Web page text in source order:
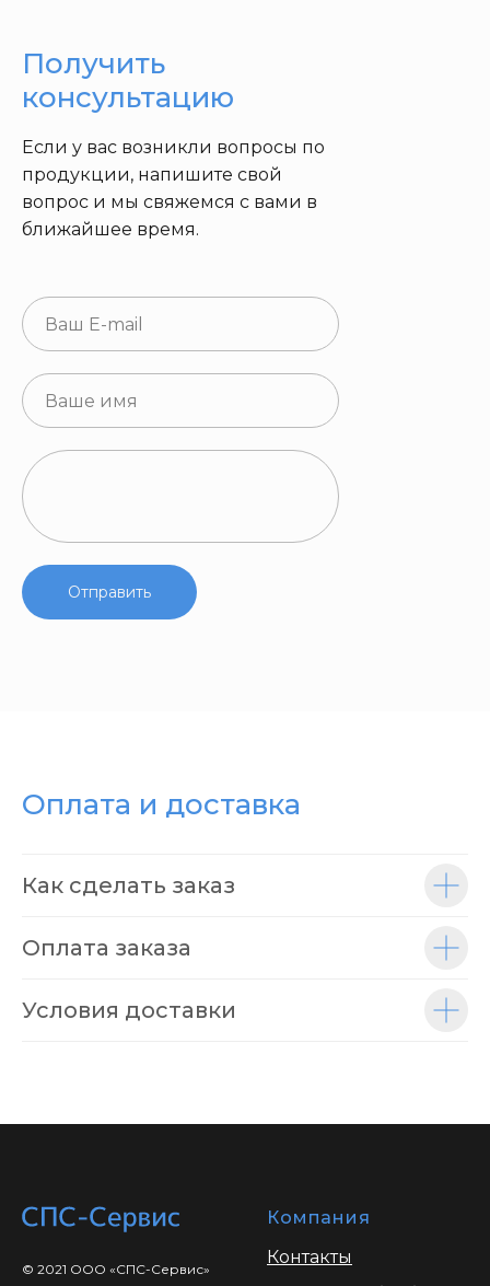
Отправить
Если у вас возникли вопросы по
продукции, напишите свой
вопрос и мы свяжемся с вами в
ближайшее время.
Получить
консультацию
Оплата и доставка
Как сделать заказ
Оплата заказа
Условия доставки
© 2021 ООО «СПС-Сервис»
Компания
Контакты